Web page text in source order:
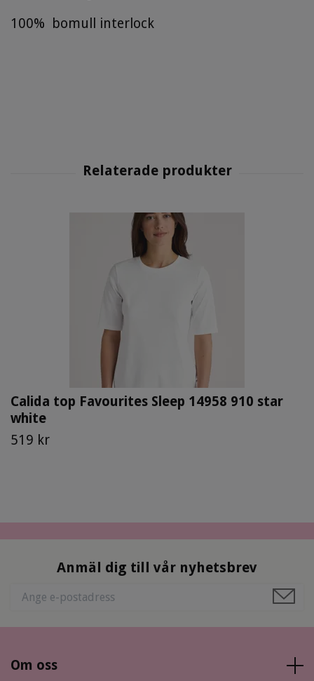
100% bomull interlock
Calida top Favourites Sleep 14958 910 star
white
519 kr
Anmäl dig till vår nyhetsbrev
Om oss